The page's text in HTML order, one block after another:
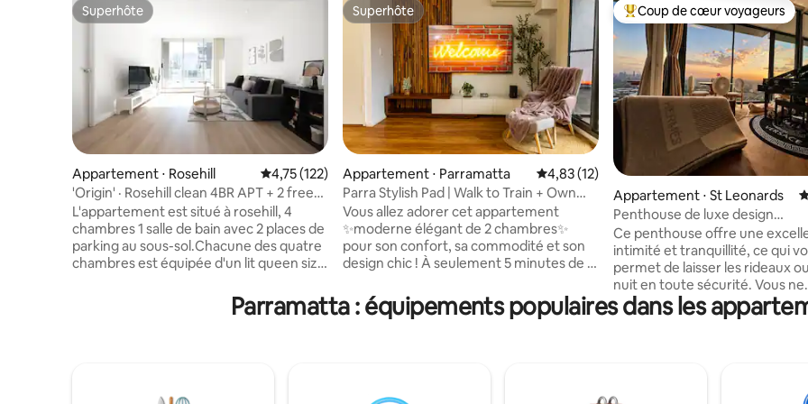
Superhôte
Superhôte
Appartement ⋅ Rosehill Évaluation moyenne sur la base de 122 commentaires : 4,75 sur 5
4,75 (122)
'Origin' · Rosehill clean 4BR APT + 2 free
parking
L'appartement est situé à rosehill, 4
chambres 1 salle de bain avec 2 places de
parking au sous-sol.Chacune des quatre
chambres est équipée d'un lit queen size
d'une toilette avec baignoire, de deux
correspondantes disposent d'une toute
Superhôte
Superhôte
Appartement ⋅ Parramatta Évaluation moyenne sur la base de 12
4,83 (12)
Parra Stylish Pad | Walk to Train + Own
Parking
Vous allez adorer cet appartement
✨moderne élégant de 2 chambres✨
pour son confort, sa commodité et son
design chic ! À seulement 5 minutes de la
commercial Westfield avec des cafés,
des magasins, un cinéma et un ferry à
d'une 🧼 buanderie, d'un balcon 🌿 privé
Coups de cœur voyageurs les
Coup de cœur voyageurs
Appartement ⋅ St Leonards
Penthouse de luxe design
1 chambre• Vue sur la ville•
Ce penthouse offre une
intimité et tranquillité, ce qui
permet de laisser les rideaux
nuit en toute sécurité. Vous ne
trouverez pas les lumières de
lumineuses pour dormir, mais
pour piano via Bluetooth,
Parramatta : équipements populaires dans les